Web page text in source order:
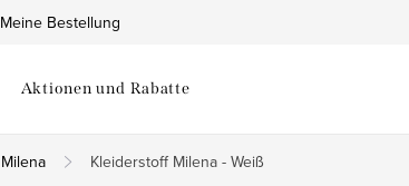
Meine Bestellung
Aktionen und Rabatte
Milena Kleiderstoff Milena - Weiß